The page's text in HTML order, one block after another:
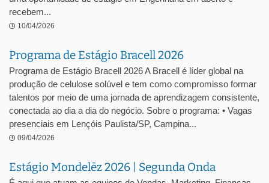
recebem...
10/04/2026
Programa de Estágio Bracell 2026
Programa de Estágio Bracell 2026 A Bracell é líder global na
produção de celulose solúvel e tem como compromisso formar
talentos por meio de uma jornada de aprendizagem consistente,
conectada ao dia a dia do negócio. Sobre o programa: • Vagas
presenciais em Lençóis Paulista/SP, Campina...
09/04/2026
Estágio Mondelēz 2026 | Segunda Onda